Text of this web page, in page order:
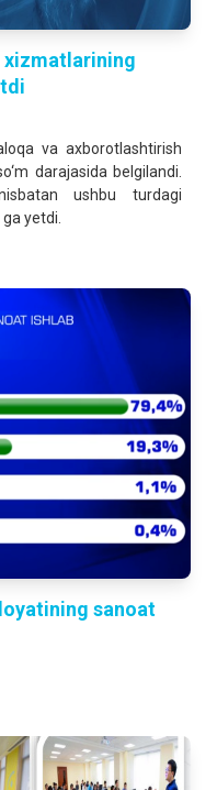
xizmatlarining
va axborotlashtirish
darajasida belgilandi.
ushbu turdagi
yetdi.
sanoat